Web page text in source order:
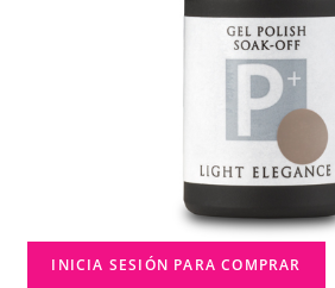
INICIA SESIÓN PARA COMPRAR